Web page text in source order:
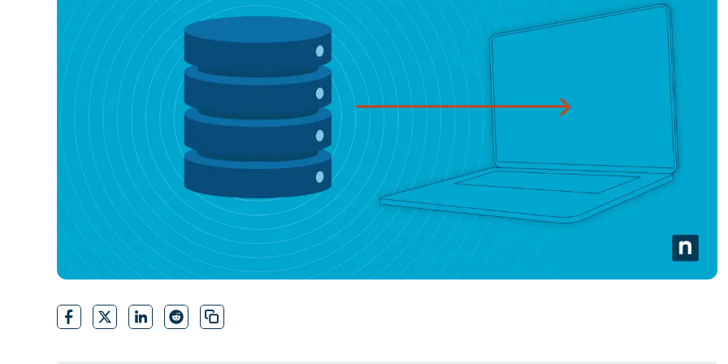
CONTACTO DE VENTAS MIRA UNA DEMO
RUTA DEL PRODUCTO
PLATAFORMA
CONTACTO DE VENTAS MIRA UNA DEMO
CONTACTO DE VENTAS MIRA UNA DEMO
CONTACTO DE VENTAS MIRA UNA DEMO